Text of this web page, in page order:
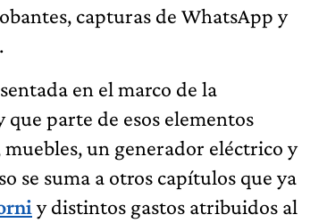
capturas de WhatsApp y
en el marco de la
parte de esos elementos
un generador eléctrico y
se suma a otros capítulos que ya
y distintos gastos atribuidos al